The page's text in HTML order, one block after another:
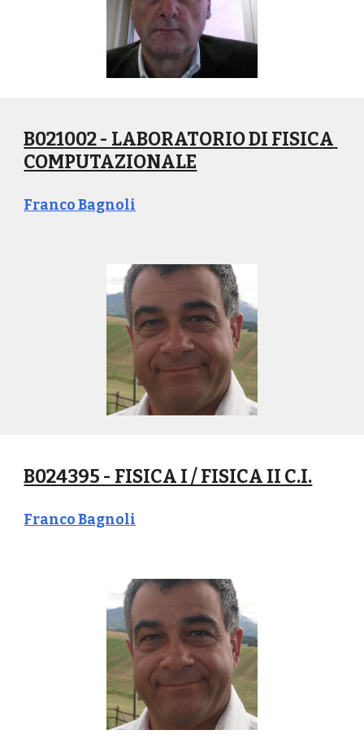
B021002 - LABORATORIO DI FISICA
COMPUTAZIONALE
Franco Bagnoli
B024395 - FISICA I / FISICA II C.I.
Franco Bagnoli